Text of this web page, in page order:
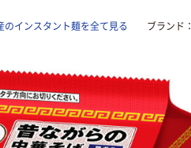
のインスタント麺を全て見る ブランド